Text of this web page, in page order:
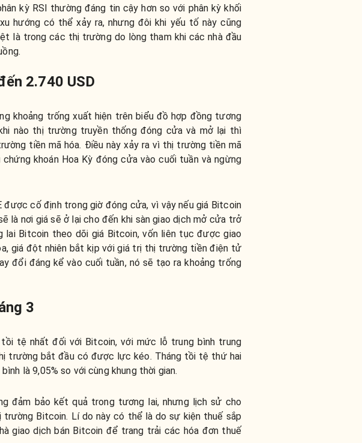
kỳ RSI thường đáng tin cậy hơn so với phân kỳ khối
hướng có thể xảy ra, nhưng đôi khi yếu tố này cũng
là trong các thị trường do lòng tham khi các nhà đầu
2.740 USD
khoảng trống xuất hiện trên biểu đồ hợp đồng tương
nào thị trường truyền thống đóng cửa và mở lại thì
tiền mã hóa. Điều này xảy ra vì thị trường tiền mã
khoán Hoa Kỳ đóng cửa vào cuối tuần và ngừng
cố định trong giờ đóng cửa, vì vậy nếu giá Bitcoin
là nơi giá sẽ ở lại cho đến khi sàn giao dịch mở cửa trở
lai Bitcoin theo dõi giá Bitcoin, vốn liên tục được giao
giá đột nhiên bắt kịp với giá trị thị trường tiền điện tử
đổi đáng kể vào cuối tuần, nó sẽ tạo ra khoảng trống
3
tệ nhất đối với Bitcoin, với mức lỗ trung bình trung
trường bắt đầu có được lực kéo. Tháng tồi tệ thứ hai
là 9,05% so với cùng khung thời gian.
đảm bảo kết quả trong tương lai, nhưng lịch sử cho
Bitcoin. Lí do này có thể là do sự kiện thuế sắp
giao dịch bán Bitcoin để trang trải các hóa đơn thuế